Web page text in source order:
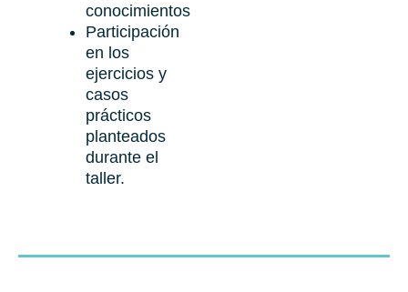
conocimientos
Participación
en los
ejercicios y
casos
prácticos
planteados
durante el
taller.